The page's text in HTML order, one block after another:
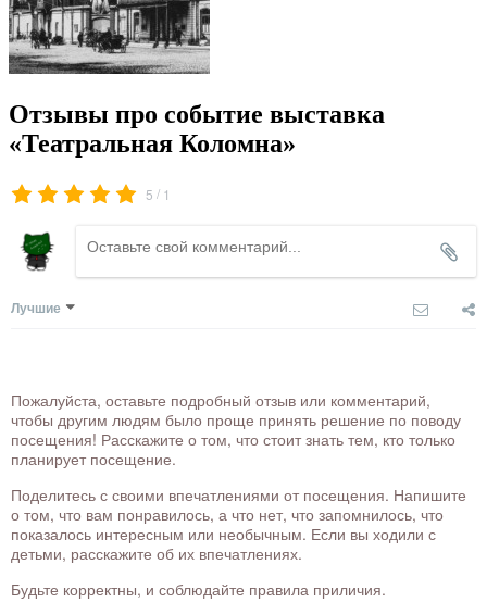
Отзывы про событие выставка
«Театральная Коломна»
5 / 1
Лучшие
Пожалуйста, оставьте подробный отзыв или комментарий,
чтобы другим людям было проще принять решение по поводу
посещения! Расскажите о том, что стоит знать тем, кто только
планирует посещение.
Поделитесь с своими впечатлениями от посещения. Напишите
о том, что вам понравилось, а что нет, что запомнилось, что
показалось интересным или необычным. Если вы ходили с
детьми, расскажите об их впечатлениях.
Будьте корректны, и соблюдайте правила приличия.